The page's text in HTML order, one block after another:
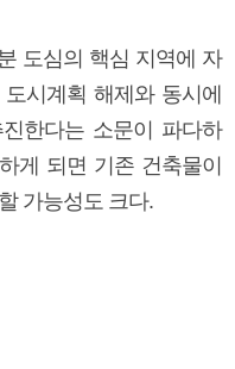
도심의 핵심 지역에 자
시계획 해제와 동시에
한다는 소문이 파다하
게 되면 기존 건축물이
가능성도 크다.